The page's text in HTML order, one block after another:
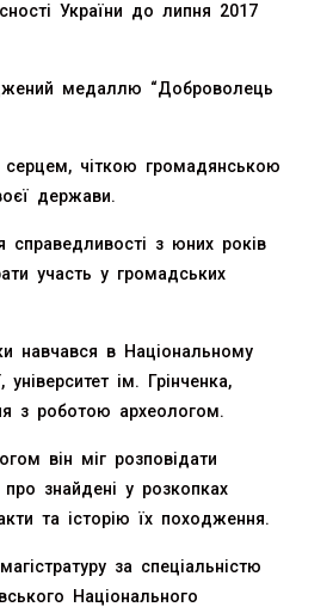
України до липня 2017
медаллю “Доброволець
чіткою громадянською
держави.
справедливості з юних років
участь у громадських
навчався в Національному
університет ім. Грінченка,
з роботою археологом.
він міг розповідати
знайдені у розкопках
та історію їх походження.
за спеціальністю
Національного